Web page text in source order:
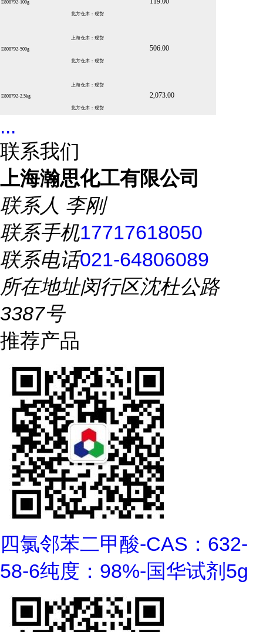
E808792-100g
北方仓库：现货
E808792-500g
上海仓库：现货
北方仓库：现货
506.00
E808792-2.5kg
上海仓库：现货
北方仓库：现货
2,073.00
...
联系我们
上海瀚思化工有限公司
联系人 李刚
联系手机17717618050
联系电话021-64806089
所在地址闵行区沈杜公路
3387号
推荐产品
四氯邻苯二甲酸-CAS：632-
58-6纯度：98%-国华试剂5g